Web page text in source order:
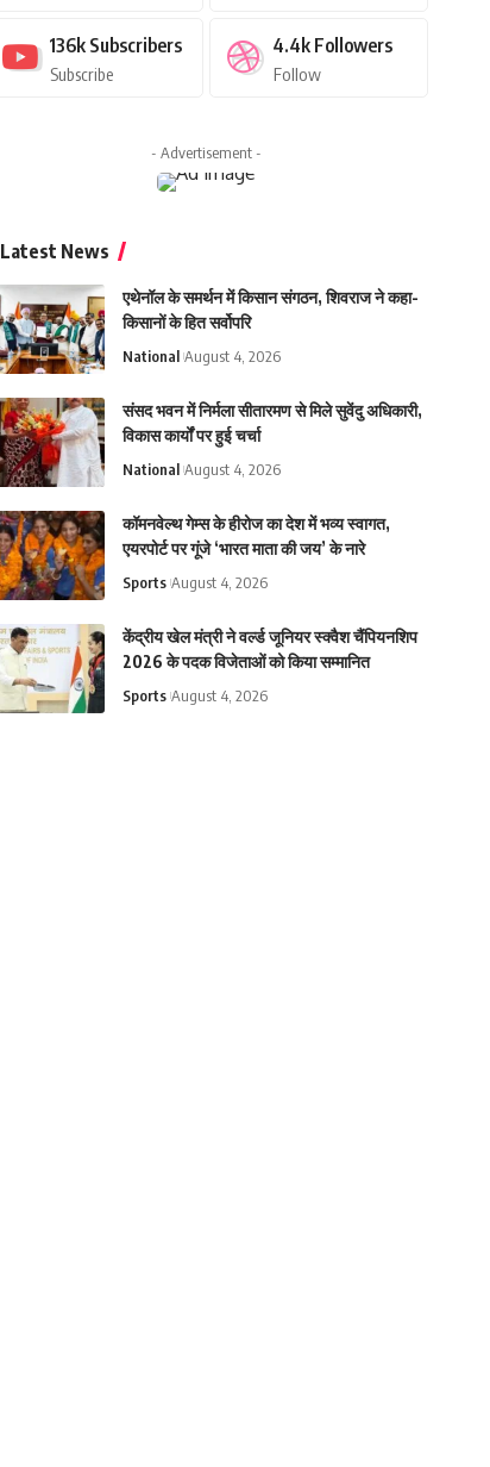
136k Subscribers
Subscribe
4.4k Followers
Follow
- Advertisement -
Latest News
एथेनॉल के समर्थन में किसान संगठन, शिवराज ने कहा-
किसानों के हित सर्वोपरि
National August 4, 2026
संसद भवन में निर्मला सीतारमण से मिले सुवेंदु अधिकारी,
विकास कार्यों पर हुई चर्चा
National August 4, 2026
कॉमनवेल्थ गेम्स के हीरोज का देश में भव्य स्वागत,
एयरपोर्ट पर गूंजे ‘भारत माता की जय’ के नारे
Sports August 4, 2026
केंद्रीय खेल मंत्री ने वर्ल्ड जूनियर स्क्वैश चैंपियनशिप
2026 के पदक विजेताओं को किया सम्मानित
Sports August 4, 2026